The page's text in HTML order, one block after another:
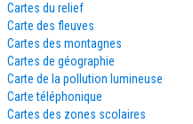
Cartes du relief
Carte des fleuves
Cartes des montagnes
Cartes de géographie
Carte de la pollution lumineuse
Carte téléphonique
Cartes des zones scolaires